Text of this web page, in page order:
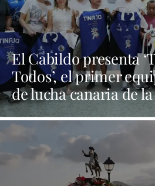
El Cabildo presenta
Todos’, el primer
de lucha canaria de